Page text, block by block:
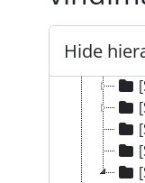
Hide